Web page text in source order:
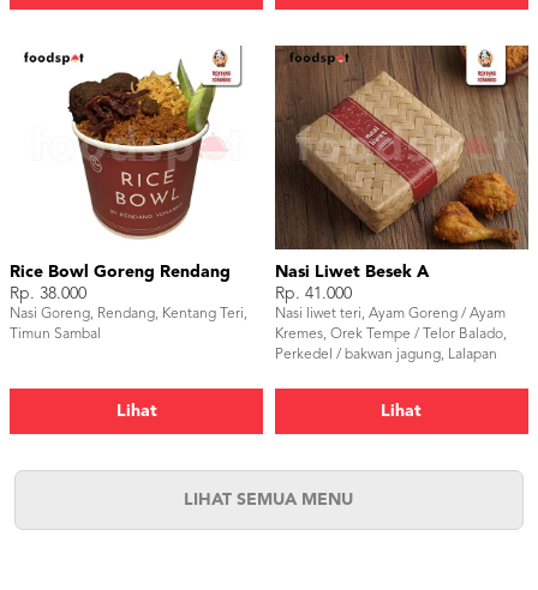
Rice Bowl Goreng Rendang
Rp. 38.000
Nasi Goreng, Rendang, Kentang Teri,
Timun Sambal
Lihat
Nasi Liwet Besek A
Rp. 41.000
Nasi liwet teri, Ayam Goreng / Ayam
Kremes, Orek Tempe / Telor Balado,
Perkedel / bakwan jagung, Lalapan
Lihat
LIHAT SEMUA MENU